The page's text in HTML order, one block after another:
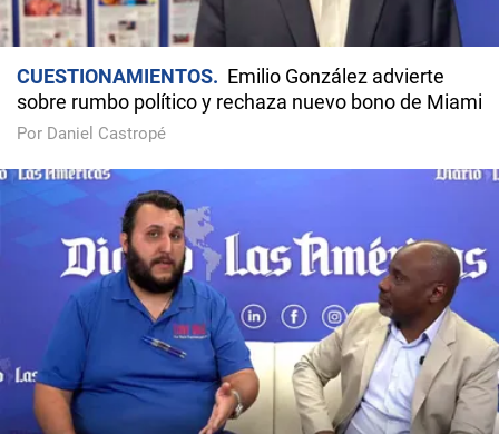
CUESTIONAMIENTOS
Emilio González advierte
sobre rumbo político y rechaza nuevo bono de Miami
Por Daniel Castropé